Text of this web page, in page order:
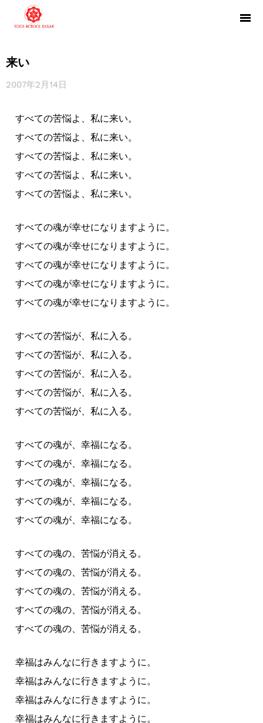
来い
2007年2月14日
すべての苦悩よ、私に来い。
すべての苦悩よ、私に来い。
すべての苦悩よ、私に来い。
すべての苦悩よ、私に来い。
すべての苦悩よ、私に来い。
すべての魂が幸せになりますように。
すべての魂が幸せになりますように。
すべての魂が幸せになりますように。
すべての魂が幸せになりますように。
すべての魂が幸せになりますように。
すべての苦悩が、私に入る。
すべての苦悩が、私に入る。
すべての苦悩が、私に入る。
すべての苦悩が、私に入る。
すべての苦悩が、私に入る。
すべての魂が、幸福になる。
すべての魂が、幸福になる。
すべての魂が、幸福になる。
すべての魂が、幸福になる。
すべての魂が、幸福になる。
すべての魂の、苦悩が消える。
すべての魂の、苦悩が消える。
すべての魂の、苦悩が消える。
すべての魂の、苦悩が消える。
すべての魂の、苦悩が消える。
幸福はみんなに行きますように。
幸福はみんなに行きますように。
幸福はみんなに行きますように。
幸福はみんなに行きますように。